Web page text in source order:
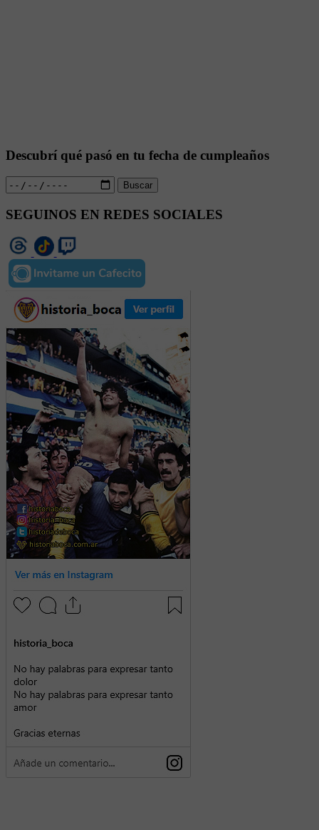
Descubrí qué pasó en tu fecha de cumpleaños
Buscar
SEGUINOS EN REDES SOCIALES